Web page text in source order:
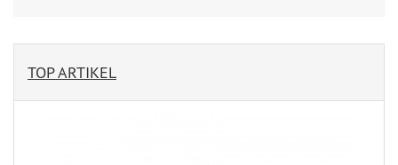
TOP ARTIKEL